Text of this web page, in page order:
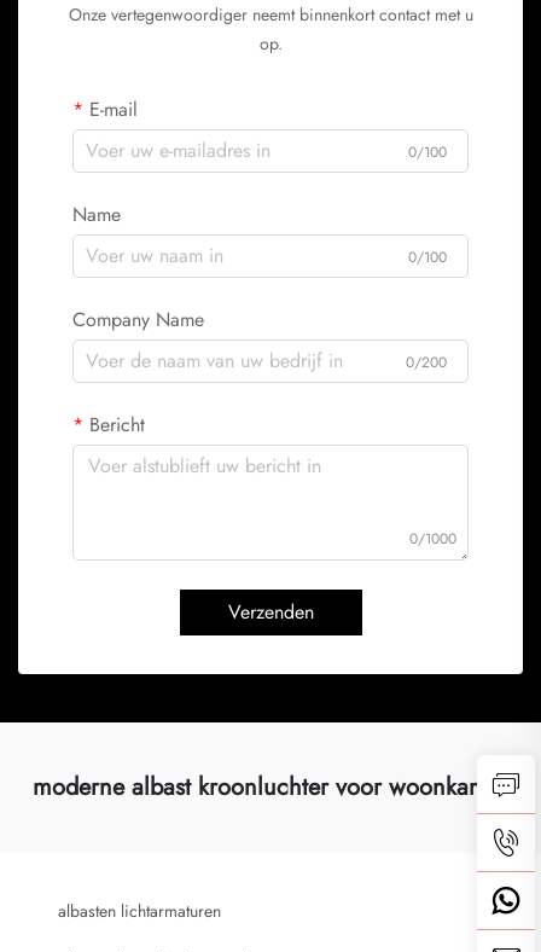
Onze vertegenwoordiger neemt binnenkort contact met u
op.
E-mail
0/100
Name
0/100
Company Name
0/200
Bericht
0/1000
Verzenden
moderne albast kroonluchter voor woonkamer
albasten lichtarmaturen